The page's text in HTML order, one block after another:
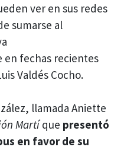
ver en sus redes
sumarse al
en fechas recientes
Valdés Cocho.
llamada Aniette
Martíque presentó
en favor de su